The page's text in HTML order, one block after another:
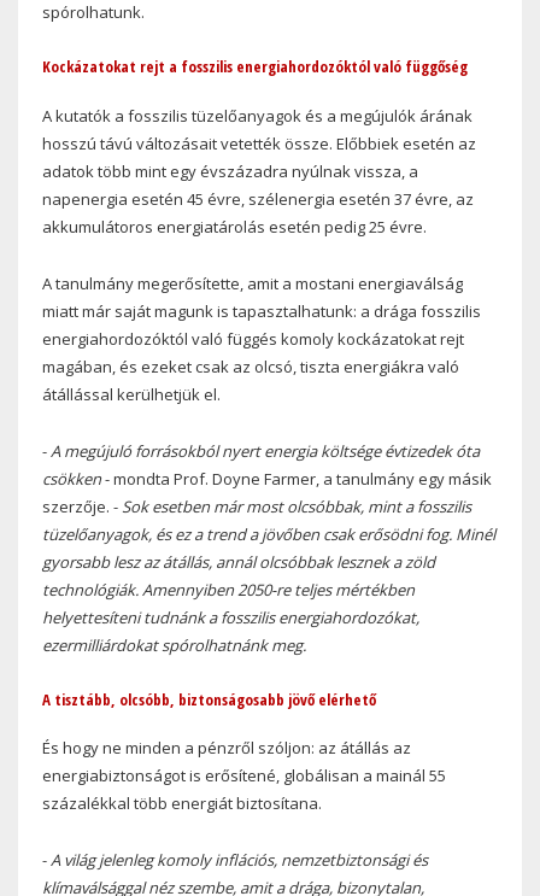
spórolhatunk.
Kockázatokat rejt a fosszilis energiahordozóktól való függőség
A kutatók a fosszilis tüzelőanyagok és a megújulók árának
hosszú távú változásait vetették össze. Előbbiek esetén az
adatok több mint egy évszázadra nyúlnak vissza, a
napenergia esetén 45 évre, szélenergia esetén 37 évre, az
akkumulátoros energiatárolás esetén pedig 25 évre.
A tanulmány megerősítette, amit a mostani energiaválság
miatt már saját magunk is tapasztalhatunk: a drága fosszilis
energiahordozóktól való függés komoly kockázatokat rejt
magában, és ezeket csak az olcsó, tiszta energiákra való
átállással kerülhetjük el.
-A megújuló forrásokból nyert energia költsége évtizedek óta
csökken- mondta Prof. Doyne Farmer, a tanulmány egy másik
szerzője. -Sok esetben már most olcsóbbak, mint a fosszilis
tüzelőanyagok, és ez a trend a jövőben csak erősödni fog. Minél
gyorsabb lesz az átállás, annál olcsóbbak lesznek a zöld
technológiák. Amennyiben 2050-re teljes mértékben
helyettesíteni tudnánk a fosszilis energiahordozókat,
ezermilliárdokat spórolhatnánk meg.
A tisztább, olcsóbb, biztonságosabb jövő elérhető
És hogy ne minden a pénzről szóljon: az átállás az
energiabiztonságot is erősítené, globálisan a mainál 55
százalékkal több energiát biztosítana.
-A világ jelenleg komoly inflációs, nemzetbiztonsági és
klímaválsággal néz szembe, amit a drága, bizonytalan,